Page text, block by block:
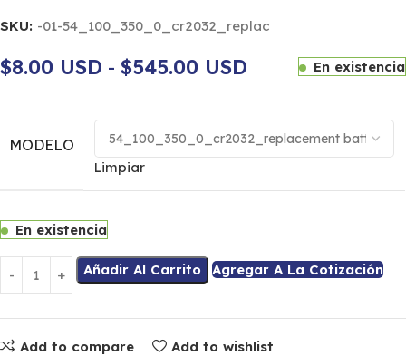
SKU: -01-54_100_350_0_cr2032_replac
$8.00 USD - $545.00 USD En existencia
MODELO
Limpiar
En existencia
Añadir Al Carrito Agregar A La Cotización
Add to compare Add to wishlist